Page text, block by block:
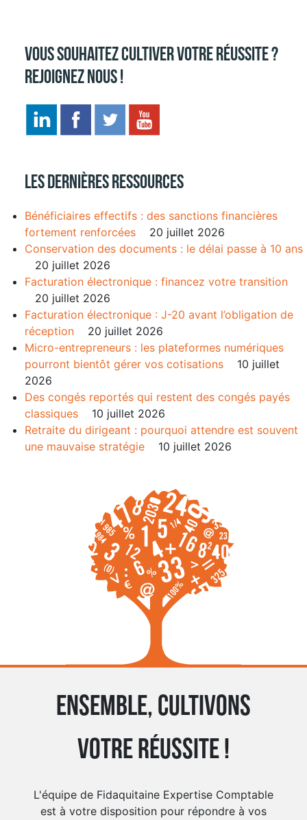
Vous souhaitez cultiver votre réussite ?
Rejoignez nous !
Les dernières ressources
Bénéficiaires effectifs : des sanctions financières
fortement renforcées
20 juillet 2026
Conservation des documents : le délai passe à 10 ans
20 juillet 2026
Facturation électronique : financez votre transition
20 juillet 2026
Facturation électronique : J-20 avant l’obligation de
réception
20 juillet 2026
Micro-entrepreneurs : les plateformes numériques
pourront bientôt gérer vos cotisations
10 juillet
2026
Des congés reportés qui restent des congés payés
classiques
10 juillet 2026
Retraite du dirigeant : pourquoi attendre est souvent
une mauvaise stratégie
10 juillet 2026
Ensemble, cultivons
votre réussite !
L'équipe de Fidaquitaine Expertise Comptable
est à votre disposition pour répondre à vos